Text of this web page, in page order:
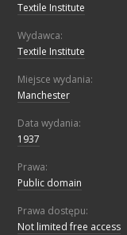
Textile Institute
Wydawca:
Textile Institute
Miejsce wydania:
Manchester
Data wydania:
1937
Prawa:
Public domain
Prawa dostępu:
Not limited free access